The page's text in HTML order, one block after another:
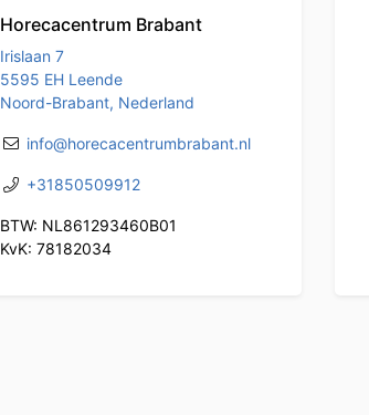
Horecacentrum Brabant
Irislaan 7
5595 EH Leende
Noord-Brabant, Nederland
info@horecacentrumbrabant.nl
+31850509912
BTW: NL861293460B01
KvK: 78182034